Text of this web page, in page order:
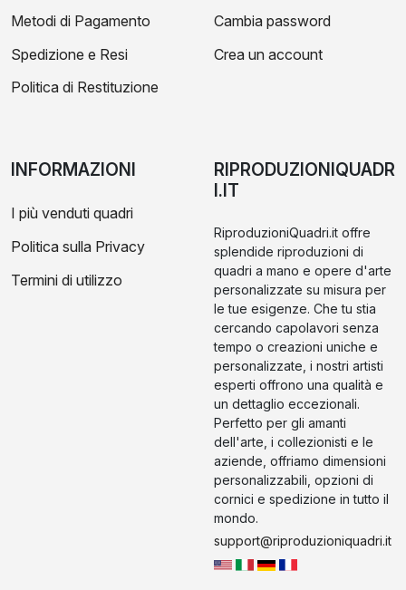
Metodi di Pagamento
Spedizione e Resi
Politica di Restituzione
Cambia password
Crea un account
INFORMAZIONI
I più venduti quadri
Politica sulla Privacy
Termini di utilizzo
RIPRODUZIONIQUADR
I.IT
RiproduzioniQuadri.it offre
splendide riproduzioni di
quadri a mano e opere d'arte
personalizzate su misura per
le tue esigenze. Che tu stia
cercando capolavori senza
tempo o creazioni uniche e
personalizzate, i nostri artisti
esperti offrono una qualità e
un dettaglio eccezionali.
Perfetto per gli amanti
dell'arte, i collezionisti e le
aziende, offriamo dimensioni
personalizzabili, opzioni di
cornici e spedizione in tutto il
mondo.
support@riproduzioniquadri.it